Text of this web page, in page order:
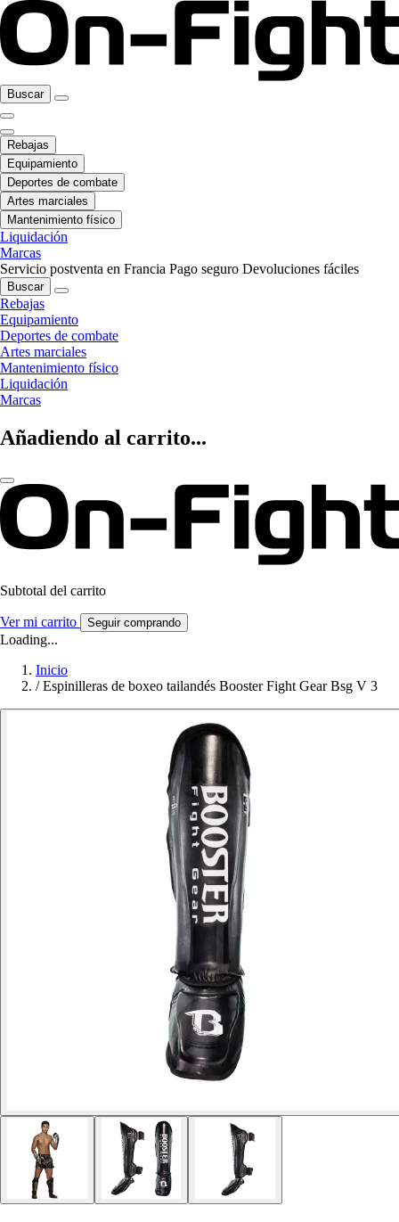
Buscar
Rebajas
Equipamiento
Deportes de combate
Artes marciales
Mantenimiento físico
Liquidación
Marcas
Servicio postventa en Francia Pago seguro Devoluciones fáciles
Buscar
Rebajas
Equipamiento
Deportes de combate
Artes marciales
Mantenimiento físico
Liquidación
Marcas
Añadiendo al carrito...
Subtotal del carrito
Ver mi carrito Seguir comprando
Loading...
Inicio
/ Espinilleras de boxeo tailandés Booster Fight Gear Bsg V 3